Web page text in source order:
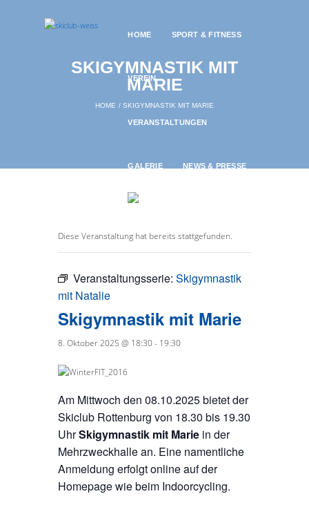
HOME SPORT & FITNESS
VEREIN
VERANSTALTUNGEN
GALERIE NEWS & PRESSE
SKIGYMNASTIK MIT
MARIE
HOME SKIGYMNASTIK MIT MARIE
Diese Veranstaltung hat bereits stattgefunden.
Veranstaltungsserie: Skigymnastik
mit Natalie
Skigymnastik mit Marie
8. Oktober 2025 @ 18:30- 19:30
Am Mittwoch den 08.10.2025 bietet der
Skiclub Rottenburg von 18.30 bis 19.30
UhrSkigymnastik mit Marie in der
Mehrzweckhalle an. Eine namentliche
Anmeldung erfolgt online auf der
Homepage wie beim Indoorcycling.